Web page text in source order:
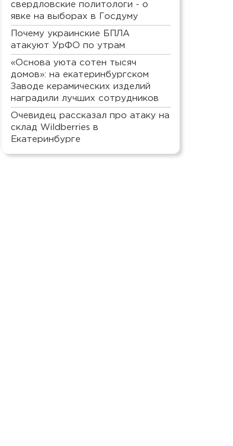
свердловские политологи - о
явке на выборах в Госдуму
Почему украинские БПЛА
атакуют УрФО по утрам
«Основа уюта сотен тысяч
домов»: на екатеринбургском
Заводе керамических изделий
наградили лучших сотрудников
Очевидец рассказал про атаку на
склад Wildberries в
Екатеринбурге